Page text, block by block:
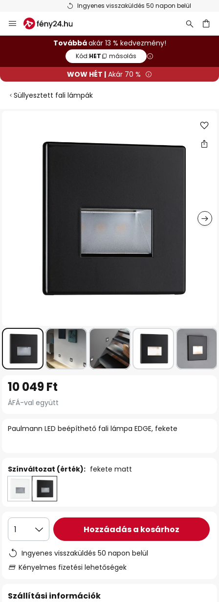
Ingyenes visszaküldés 50 napon belül
Ugrás
a
tartalomhozTovábbáakár 13 % kedvezmény!
Kód:HET másolás
WOW HÉT | Akár 70 %
Süllyesztett fali lámpák
képgaléria
Paulmann LED beépíthető fali lámpa EDGE, fekete
10 049 Ft
ÁFÁ-val együtt
Színváltozat (érték): fekete matt
1 Hozzáadás a kosárhoz
Ingyenes visszaküldés 50 napon belül
Kényelmes fizetési lehetőségek
Szállítási információk